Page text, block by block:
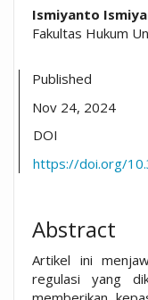
Ismiyanto
Fakultas Hukum
Published
Nov 24, 2024
DOI
https://doi.org/
Abstract
Artikel ini
regulasi yang